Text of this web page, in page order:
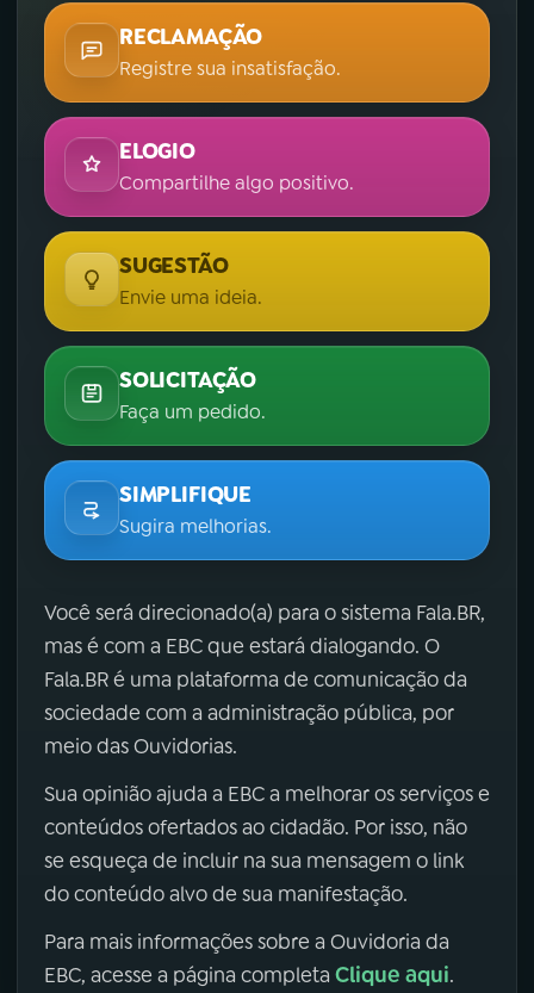
RECLAMAÇÃO
Registre sua insatisfação.
ELOGIO
Compartilhe algo positivo.
SUGESTÃO
Envie uma ideia.
SOLICITAÇÃO
Faça um pedido.
SIMPLIFIQUE
Sugira melhorias.
Você será direcionado(a) para o sistema Fala.BR,
mas é com a EBC que estará dialogando. O
Fala.BR é uma plataforma de comunicação da
sociedade com a administração pública, por
meio das Ouvidorias.
Sua opinião ajuda a EBC a melhorar os serviços e
conteúdos ofertados ao cidadão. Por isso, não
se esqueça de incluir na sua mensagem o link
do conteúdo alvo de sua manifestação.
Para mais informações sobre a Ouvidoria da
EBC, acesse a página completa Clique aqui.